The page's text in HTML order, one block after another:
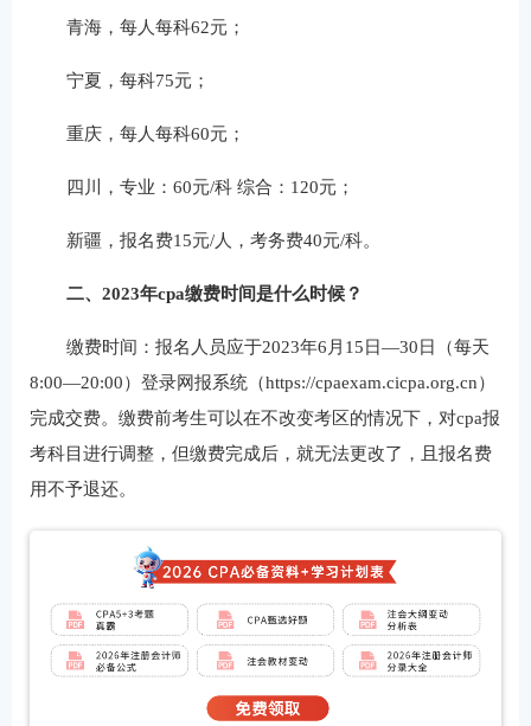
青海，每人每科62元；
宁夏，每科75元；
重庆，每人每科60元；
四川，专业：60元/科 综合：120元；
新疆，报名费15元/人，考务费40元/科。
二、2023年cpa缴费时间是什么时候？
缴费时间：报名人员应于2023年6月15日—30日（每天
8:00—20:00）登录网报系统（https://cpaexam.cicpa.org.cn）
完成交费。缴费前考生可以在不改变考区的情况下，对cpa报
考科目进行调整，但缴费完成后，就无法更改了，且报名费
用不予退还。